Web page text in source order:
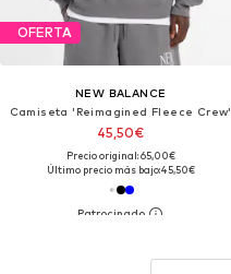
OFERTA
NEW BALANCE
Camiseta 'Reimagined Fleece Crew'
45,50€
Precio original: 65,00€
Último precio más bajo:45,50€